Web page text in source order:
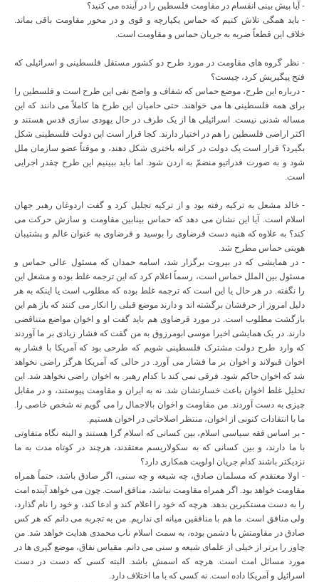
- آیا پیش بینی انقسام در مقاومت فلسطین را در آینده می کنید؟
- باید همگی تلاش کنیم که حماس یکپارچه و قوی و در محور مقاومت باقی بماند.
خلاف این قطعاً ضربه به جریان حماس و مقاومت است.
- نظر گروه های مقاومت در مورد طرح دو کشور مستقل فلسطینی و اسرائیلی که
فتح پیگیریش کرد، چیست؟
- درباره این طرح، موضع حماس که شفاف و واضح نفی این طرح است و فلسطین را
برای همه فلسطینی ها می خواهند. حتی حامیان این طرح ها کاملاً می دانند که این
مساله شدنی نیست. اسرائیلی ها از یک طرف در حال یهودی سازی قدس هستند و
اکثر اراضی فلسطین را هم در اختیار دارند. کجا قرار است این دولت فلسطینی شکل
بگیرد؟ قرار است یک دولت در کرانه باختری شکل دهند، و موقتاً عضو سازمان ملل
شود و به صورت فدراتیو منضمّ به اردن شود. اما باید ببینیم این طرح چقدر اجرایی
است.
- خالد مشعل به ترکیه رفته بود و از ترکیه تجلیل کرد و گفت اردوغان رهبر جهان
اسلام است. آیا این نشان می دهد که حماس بینابین مقاومت و سازش حرکت می
کند؟ به علاوه که هنیه دست قرضاوی را بوسید و قرضاوی به عنوان عالم و پشتیبان
هویتی حماس مطرح شد.
- در همایشی که در بیروت برگزار شد، اسامه حمدان که مسئول عالی حماس و
مسئول بین الملل حماس است، رسماً اعلام کرد که این ترجمه غلط بوده و مشعل این
را نگفته. در هر حال یا این است که ترجمه غلط بوده که مطلوب است یا اینکه به هر
دلیل امروز از حرفشان برگشته اند و دارند موضع قبلی را انکار می کنند که باز هم این
بازگشت مطلوب است. در مورد قرضاوی هم باید گفت او و اخوان مواضع متناقضی
دارند. در یک همایشی اخیرا موسی ابومرزوق به من گفت که فشار زیادی بر ما آوردند
که وارد طرح دولت مشترک فلسطینی شویم که طرحی بود که آمریکا با فشار به
اخوان قبولاند و اخوان بر ما فشار می آورد. در حالی که آمریکا هرگز راضی نخواهد
شد که اخوان حاکم شود. فرقی نمی کند با کدام رهبر. به اخوان راضی نخواهد شد. این
تحلیل غلط اخوان باعث خسارتشان شد. نه به ایران و مقاومت پیوستند، و در مقابل
چیزی به دست آوردند. من مقاومت و اخوان بالاجمال را می گویم نه شخص خاصی را.
ما با انتقادات کنونی از اخوان، منتظر اصلاحاتی در اخوان هستیم.
- بر اساس فقه سیاسی اسلام، بین کسانی که اسلام گرا هستند و البته نگاه متفاوتی
با ما دارند، و بین کسانی که به سکولاریسم معتقدند، هرچند در کوتاه مدت به ما
نزدیکتر باشند کدام جریان اولویت همکاری دارد؟
- اولا معتقدم که مسلمان صادق، چه شیعه و چه سنی، اگر صادق باشد، حتماً همراه
مقاومت خواهد بود. اگر همراه مقاومت نباشد، منافق است. چون می خواهد آینده امت
را به دست مستکبرین بدهد. هرچه که خود را اعلام کند و ادعا کند، و خود را نام گذارد،
ولی منافق است. ما هم با منافقین میانه ای نداریم. من به تجربه می دانم که هر کس
صادق در مقاومتش با دشمن بوده، به سمت اسلام ناب محمدی هدایت خواهد شد. من
چاوز را برتر از خیلی از علمای شیعه و سنی می دانم. مقیاس نفاق، موضع گیری ها در
مورد مسائل امت است. هرچه که اسمش باشد. البته کسی که دست در دست
اسرائیل و آمریکا داده است. نه کسی که با ما اختلاف دارد.